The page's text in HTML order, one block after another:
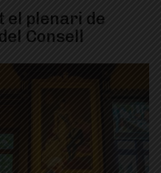
el plenari de
Consell